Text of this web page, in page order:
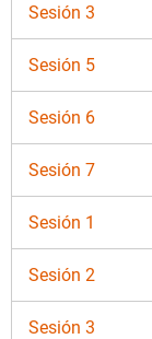
Sesión 3
Sesión 5
Sesión 6
Sesión 7
Sesión 1
Sesión 2
Sesión 3